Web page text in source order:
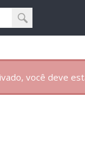
você deve